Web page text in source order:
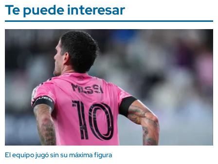
Te puede interesar
El equipo jugó sin su máxima figura